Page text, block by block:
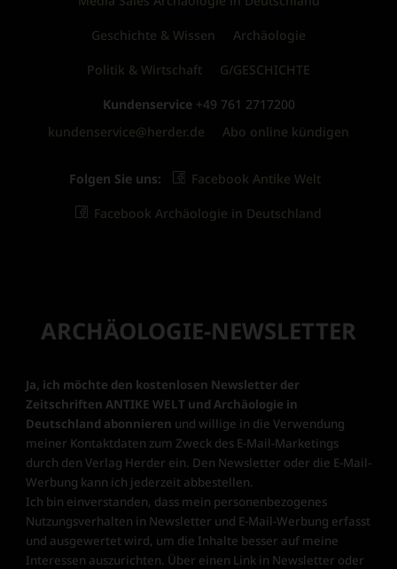
Geschichte & Wissen Archäologie
Politik & Wirtschaft G/GESCHICHTE
Kundenservice +49 761 2717200
kundenservice@herder.de
Abo online kündigen
Folgen Sie uns: Facebook Antike Welt
Facebook Archäologie in Deutschland
ARCHÄOLOGIE-NEWSLETTER
Ja, ich möchte den kostenlosen Newsletter der
Zeitschriften ANTIKE WELT und Archäologie in
Deutschland abonnieren und willige in die Verwendung
meiner Kontaktdaten zum Zweck des E-Mail-Marketings
durch den Verlag Herder ein. Den Newsletter oder die E-Mail-
Werbung kann ich jederzeit abbestellen.
Ich bin einverstanden, dass mein personenbezogenes
Nutzungsverhalten in Newsletter und E-Mail-Werbung erfasst
und ausgewertet wird, um die Inhalte besser auf meine
Interessen auszurichten. Über einen Link in Newsletter oder